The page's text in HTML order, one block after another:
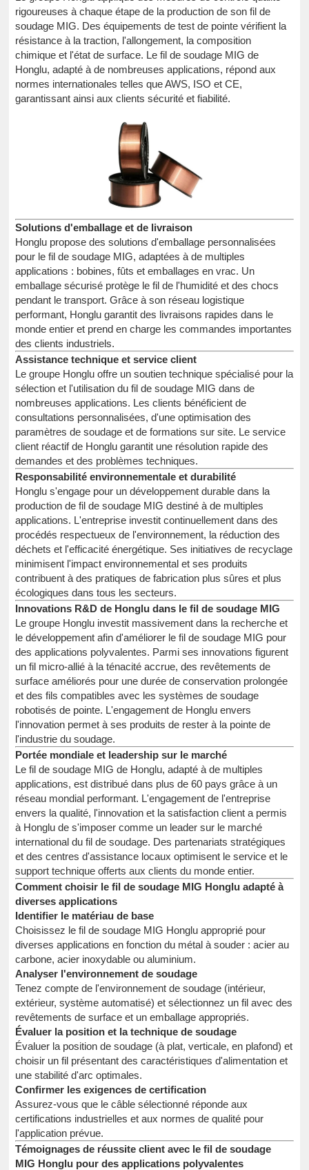
rigoureuses à chaque étape de la production de son fil de
soudage MIG. Des équipements de test de pointe vérifient la
résistance à la traction, l'allongement, la composition
chimique et l'état de surface. Le fil de soudage MIG de
Honglu, adapté à de nombreuses applications, répond aux
normes internationales telles que AWS, ISO et CE,
garantissant ainsi aux clients sécurité et fiabilité.
Solutions d'emballage et de livraison
Honglu propose des solutions d'emballage personnalisées
pour le fil de soudage MIG, adaptées à de multiples
applications : bobines, fûts et emballages en vrac. Un
emballage sécurisé protège le fil de l'humidité et des chocs
pendant le transport. Grâce à son réseau logistique
performant, Honglu garantit des livraisons rapides dans le
monde entier et prend en charge les commandes importantes
des clients industriels.
Assistance technique et service client
Le groupe Honglu offre un soutien technique spécialisé pour la
sélection et l'utilisation du fil de soudage MIG dans de
nombreuses applications. Les clients bénéficient de
consultations personnalisées, d'une optimisation des
paramètres de soudage et de formations sur site. Le service
client réactif de Honglu garantit une résolution rapide des
demandes et des problèmes techniques.
Responsabilité environnementale et durabilité
Honglu s'engage pour un développement durable dans la
production de fil de soudage MIG destiné à de multiples
applications. L'entreprise investit continuellement dans des
procédés respectueux de l'environnement, la réduction des
déchets et l'efficacité énergétique. Ses initiatives de recyclage
minimisent l'impact environnemental et ses produits
contribuent à des pratiques de fabrication plus sûres et plus
écologiques dans tous les secteurs.
Innovations R&D de Honglu dans le fil de soudage MIG
Le groupe Honglu investit massivement dans la recherche et
le développement afin d'améliorer le fil de soudage MIG pour
des applications polyvalentes. Parmi ses innovations figurent
un fil micro-allié à la ténacité accrue, des revêtements de
surface améliorés pour une durée de conservation prolongée
et des fils compatibles avec les systèmes de soudage
robotisés de pointe. L'engagement de Honglu envers
l'innovation permet à ses produits de rester à la pointe de
l'industrie du soudage.
Portée mondiale et leadership sur le marché
Le fil de soudage MIG de Honglu, adapté à de multiples
applications, est distribué dans plus de 60 pays grâce à un
réseau mondial performant. L'engagement de l'entreprise
envers la qualité, l'innovation et la satisfaction client a permis
à Honglu de s'imposer comme un leader sur le marché
international du fil de soudage. Des partenariats stratégiques
et des centres d'assistance locaux optimisent le service et le
support technique offerts aux clients du monde entier.
Comment choisir le fil de soudage MIG Honglu adapté à
diverses applications
Identifier le matériau de base
Choisissez le fil de soudage MIG Honglu approprié pour
diverses applications en fonction du métal à souder : acier au
carbone, acier inoxydable ou aluminium.
Analyser l'environnement de soudage
Tenez compte de l'environnement de soudage (intérieur,
extérieur, système automatisé) et sélectionnez un fil avec des
revêtements de surface et un emballage appropriés.
Évaluer la position et la technique de soudage
Évaluer la position de soudage (à plat, verticale, en plafond) et
choisir un fil présentant des caractéristiques d'alimentation et
une stabilité d'arc optimales.
Confirmer les exigences de certification
Assurez-vous que le câble sélectionné réponde aux
certifications industrielles et aux normes de qualité pour
l'application prévue.
Témoignages de réussite client avec le fil de soudage
MIG Honglu pour des applications polyvalentes